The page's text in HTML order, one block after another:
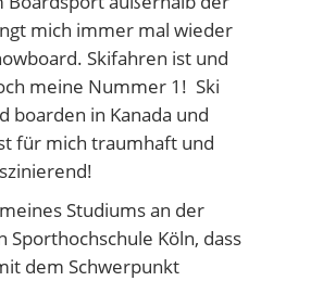
mich immer mal wieder
Skifahren ist und
meine Nummer 1! Ski
boarden in Kanada und
für mich traumhaft und
Studiums an der
Sporthochschule Köln, dass
dem Schwerpunkt